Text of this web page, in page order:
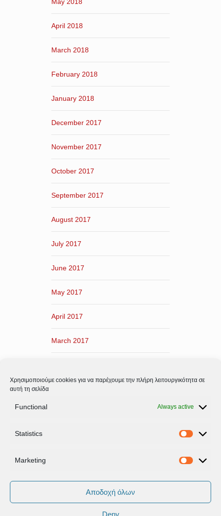
Χρησιμοποιούμε cookies για να παρέχουμε την πλήρη λειτουργικότητα σε
αυτή τη σελίδα
Functional Always active
Statistics
Marketing
Αποδοχή όλων
Deny
April 2018
March 2018
February 2018
January 2018
December 2017
November 2017
October 2017
September 2017
August 2017
July 2017
June 2017
May 2017
April 2017
March 2017